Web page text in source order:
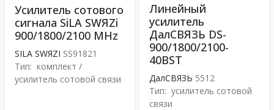
Усилитель сотового
сигнала SiLA SWЯZi
900/1800/2100 MHz
SILA SWЯZI SS91821
Тип: комплект /
усилитель сотовой связи
Линейный
усилитель
ДалСВЯЗЬ DS-
900/1800/2100-
40BST
ДалСВЯЗЬ 5512
Тип: усилитель сотовой
связи